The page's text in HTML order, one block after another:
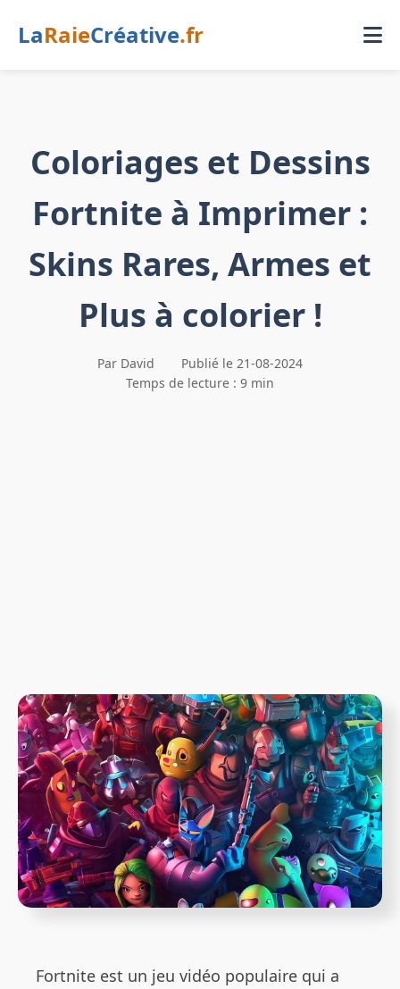
LaRaieCréative.fr
Coloriages et Dessins
Fortnite à Imprimer :
Skins Rares, Armes et
Plus à colorier !
Par David
Publié le 21-08-2024
Temps de lecture : 9 min
Fortnite est un jeu vidéo populaire qui a